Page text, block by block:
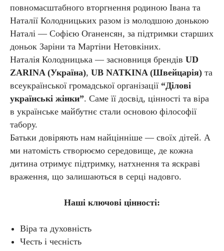
повномасштабного вторгнення родиною Івана та
Наталії Колодницьких разом із молодшою донькою
Наталі — Софією Оганенсян, за підтримки старших
доньок Заріни та Мартіни Нетовкіних.
Наталія Колодницька — засновниця брендів UD
ZARINA (Україна), UB NATKINA (Швейцарія) та
всеукраїнської громадської організації “Ділові
українські жінки”. Саме її досвід, цінності та віра
в українське майбутнє стали основою філософії
табору.
Батьки довіряють нам найцінніше — своїх дітей. А
ми натомість створюємо середовище, де кожна
дитина отримує підтримку, натхнення та яскраві
враження, що залишаються в серці надовго.
Наші ключові цінності:
Віра та духовність
Честь і чесність